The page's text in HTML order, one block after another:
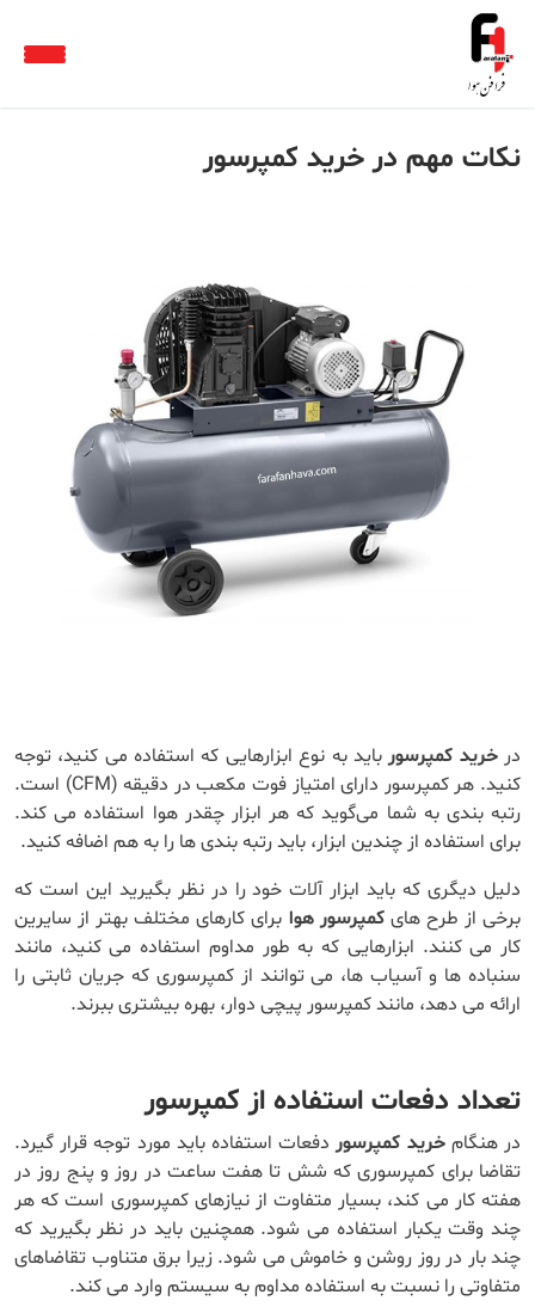
نکات مهم در خرید کمپرسور
درخرید کمپرسورباید به نوع ابزارهایی که استفاده می کنید، توجه
کنید. هر کمپرسور دارای امتیاز فوت مکعب در دقیقه (CFM) است.
رتبه ‌بندی به شما می‌گوید که هر ابزار چقدر هوا استفاده می‌ کند.
برای استفاده از چندین ابزار، باید رتبه‌ بندی‌ ها را به هم اضافه کنید.
دلیل دیگری که باید ابزار آلات خود را در نظر بگیرید این است که
برخی از طرح هایکمپرسور هوا برای کارهای مختلف بهتر از سایرین
کار می کنند. ابزارهایی که به طور مداوم استفاده می کنید، مانند
سنباده ها و آسیاب ها، می توانند از کمپرسوری که جریان ثابتی را
ارائه می دهد، مانند کمپرسور پیچی دوار، بهره بیشتری ببرند.
تعداد دفعات استفاده از کمپرسور
در هنگامخرید کمپرسوردفعات استفاده باید مورد توجه قرار گیرد.
تقاضا برای کمپرسوری که شش تا هفت ساعت در روز و پنج روز در
هفته کار می کند، بسیار متفاوت از نیازهای کمپرسوری است که هر
چند وقت یکبار استفاده می شود. همچنین باید در نظر بگیرید که
چند بار در روز روشن و خاموش می شود. زیرا برق متناوب تقاضاهای
متفاوتی را نسبت به استفاده مداوم به سیستم وارد می کند.